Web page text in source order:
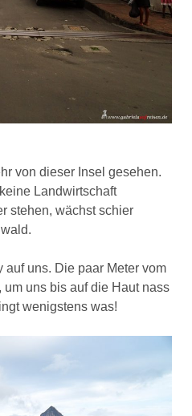
von dieser Insel gesehen.
Landwirtschaft
stehen, wächst schier
auf uns. Die paar Meter vom
uns bis auf die Haut nass
wenigstens was!